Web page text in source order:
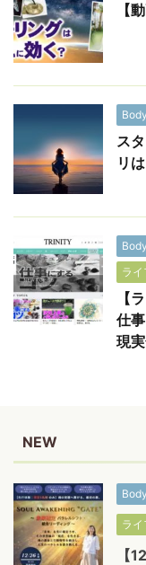
【
Body
ス
リ
Body
ラ
【
仕
現
NEW
Body
ラ
【